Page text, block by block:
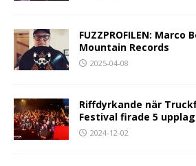
FUZZPROFILEN:
Mountain Records
2025-04-08
Riffdyrkande när
Festival firade 5
2024-12-02